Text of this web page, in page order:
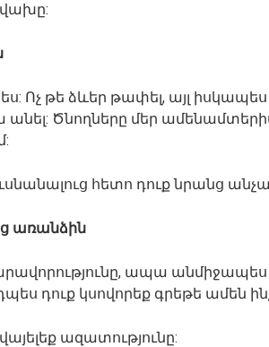
Ոչ թե ձևեր թափել, այլ
Ծնողները մեր
հետո դուք նրանց
առանձին
ապա անմիջապես
դուք կսովորեք գրեթե ամեն ինչ
ազատությունը: